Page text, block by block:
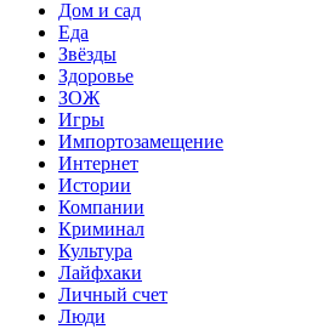
Дом и сад
Еда
Звёзды
Здоровье
ЗОЖ
Игры
Импортозамещение
Интернет
Истории
Компании
Криминал
Культура
Лайфхаки
Личный счет
Люди